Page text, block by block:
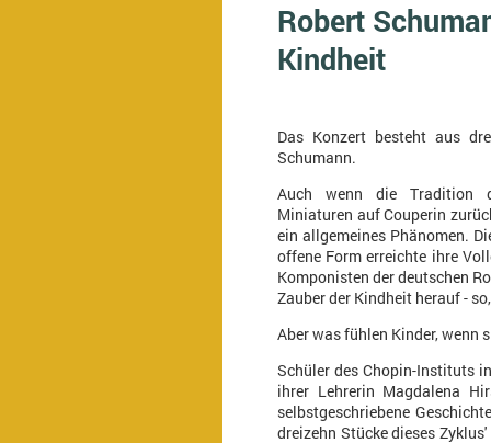
Robert
Kindheit
Das Konzert besteht aus
Schumann.
Auch wenn die Tradition
Miniaturen auf Couperin
ein allgemeines Phänomen.
offene Form erreichte ihre
Komponisten der deutschen
Zauber der Kindheit herauf -
Aber was fühlen Kinder, wenn
Schüler des Chopin-Instituts
ihrer Lehrerin Magdalena
selbstgeschriebene
dreizehn Stücke dieses